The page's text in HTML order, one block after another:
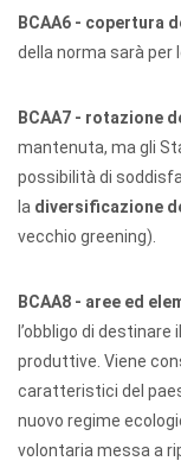
BCAA6 - copertura
della norma sarà per
BCAA7 - rotazione
mantenuta, ma gli
possibilità di
la diversificazione
vecchio greening).
BCAA8 - aree ed
l’obbligo di
produttive. Viene
caratteristici del
nuovo regime
volontaria messa a